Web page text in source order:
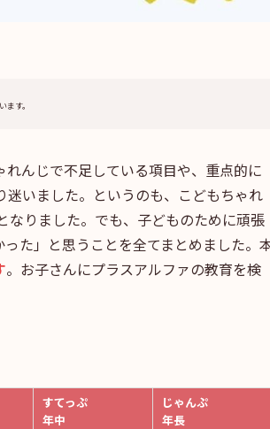
ます。
んじで不足している項目や、重点的に
いました。というのも、こどもちゃれ
なりました。でも、子どものために頑張
た」と思うことを全てまとめました。
。お子さんにプラスアルファの教育を検
すてっぷ
年中
じゃんぷ
年長